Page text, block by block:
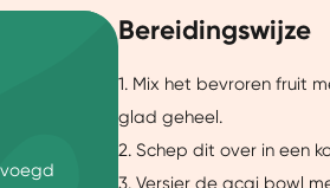
Bereidingswijze
1. Mix het bevroren fruit
glad geheel.
2. Schep dit over in een
3. Versier de açai bowl